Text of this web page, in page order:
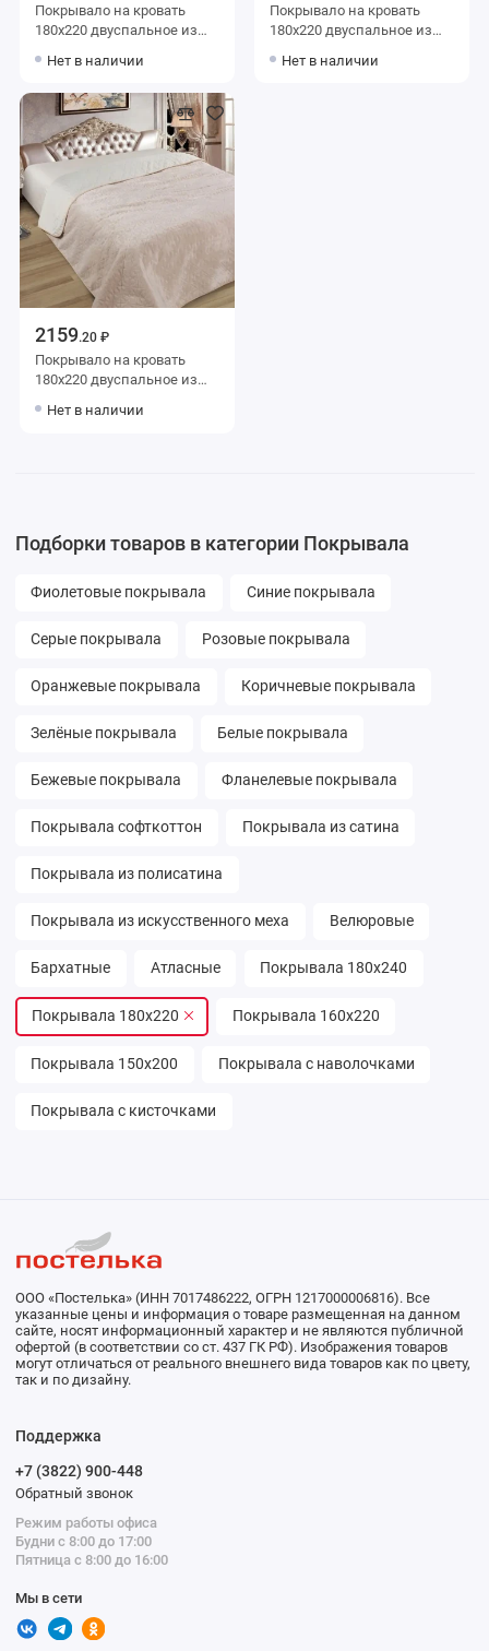
Покрывало на кровать
180х220 двуспальное из
белое Орнамент Marianna
Нет в наличии
Покрывало на кровать
180х220 двуспальное из
коричневое Орнамент
Нет в наличии
2159.20 ₽
Покрывало на кровать
180х220 двуспальное из
розовое Орнамент Marianna
Нет в наличии
Подборки товаров в категории Покрывала
Фиолетовые покрывала Синие покрывала
Серые покрывала Розовые покрывала
Оранжевые покрывала Коричневые покрывала
Зелёные покрывала Белые покрывала
Бежевые покрывала Фланелевые покрывала
Покрывала софткоттон Покрывала из сатина
Покрывала из полисатина
Покрывала из искусственного меха Велюровые
Бархатные Атласные Покрывала 180х240
Покрывала 180х220 Покрывала 160х220
Покрывала 150х200 Покрывала с наволочками
Покрывала с кисточками
ООО «Постелька» (ИНН 7017486222, ОГРН 1217000006816). Все
указанные цены и информация о товаре размещенная на данном
сайте, носят информационный характер и не являются публичной
офертой (в соответствии со ст. 437 ГК РФ). Изображения товаров
могут отличаться от реального внешнего вида товаров как по цвету,
так и по дизайну.
Поддержка
+7 (3822) 900-448
Обратный звонок
Режим работы офиса
Будни с 8:00 до 17:00
Пятница с 8:00 до 16:00
Мы в сети